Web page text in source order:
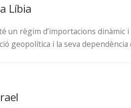
Líbia
un règim d’importacions
geopolítica i la seva